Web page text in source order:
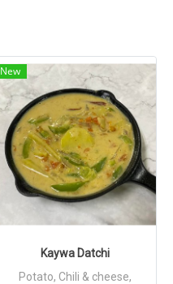
New
Kaywa Datchi
Potato, Chili & cheese,